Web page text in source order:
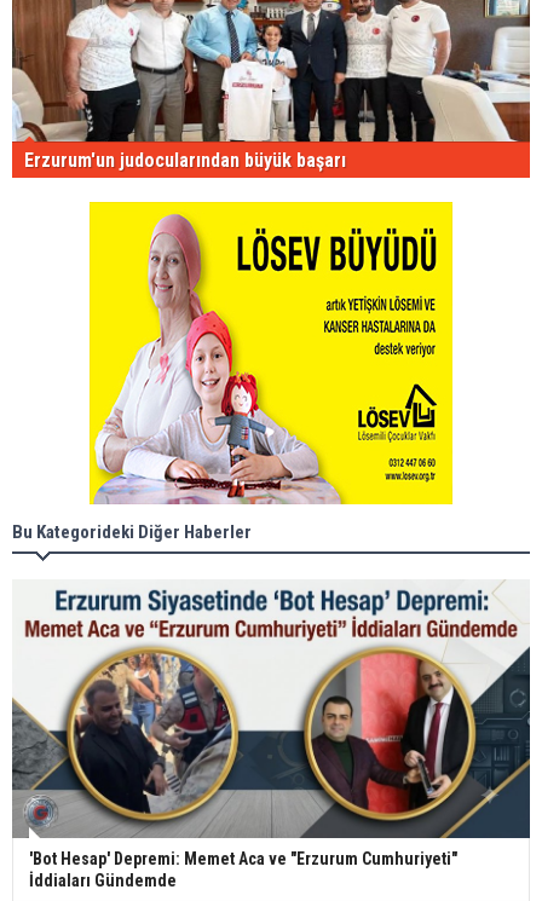
Erzurum'un judocularından büyük başarı
Bu Kategorideki Diğer Haberler
'Bot Hesap' Depremi: Memet Aca ve "Erzurum Cumhuriyeti"
İddiaları Gündemde